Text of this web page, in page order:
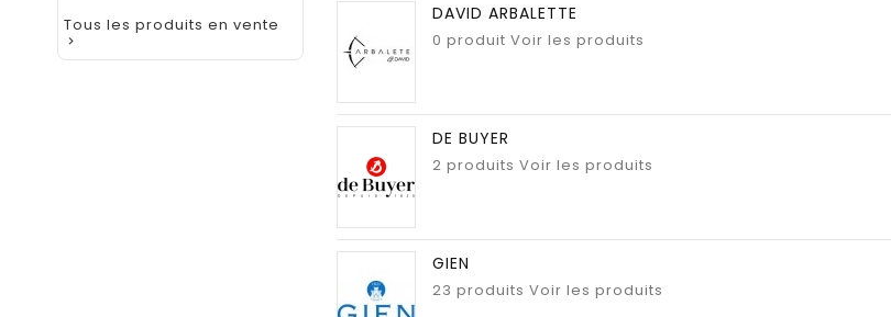
Tous les produits en vente

DAVID ARBALETTE
0 produit Voir les produits
DE BUYER
2 produits Voir les produits
GIEN
23 produits Voir les produits